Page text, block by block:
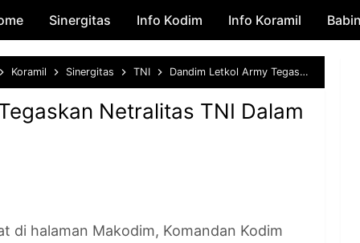
Skip to main content
Sinergitas Info Kodim Info Koramil
Koramil Sinergitas TNI Dandim Letkol Army Tegaskan Netralitas TNI Dalam Pilkada 2024
Netralitas TNI Dalam
di halaman Makodim, Komandan Kodim